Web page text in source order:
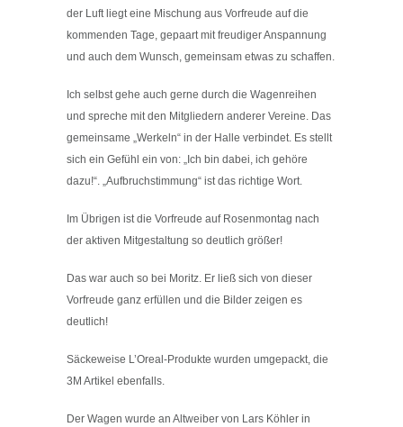
der Luft liegt eine Mischung aus Vorfreude auf die
kommenden Tage, gepaart mit freudiger Anspannung
und auch dem Wunsch, gemeinsam etwas zu schaffen.
Ich selbst gehe auch gerne durch die Wagenreihen
und spreche mit den Mitgliedern anderer Vereine. Das
gemeinsame „Werkeln“ in der Halle verbindet. Es stellt
sich ein Gefühl ein von: „Ich bin dabei, ich gehöre
dazu!“. „Aufbruchstimmung“ ist das richtige Wort.
Im Übrigen ist die Vorfreude auf Rosenmontag nach
der aktiven Mitgestaltung so deutlich größer!
Das war auch so bei Moritz. Er ließ sich von dieser
Vorfreude ganz erfüllen und die Bilder zeigen es
deutlich!
Säckeweise L’Oreal-Produkte wurden umgepackt, die
3M Artikel ebenfalls.
Der Wagen wurde an Altweiber von Lars Köhler in